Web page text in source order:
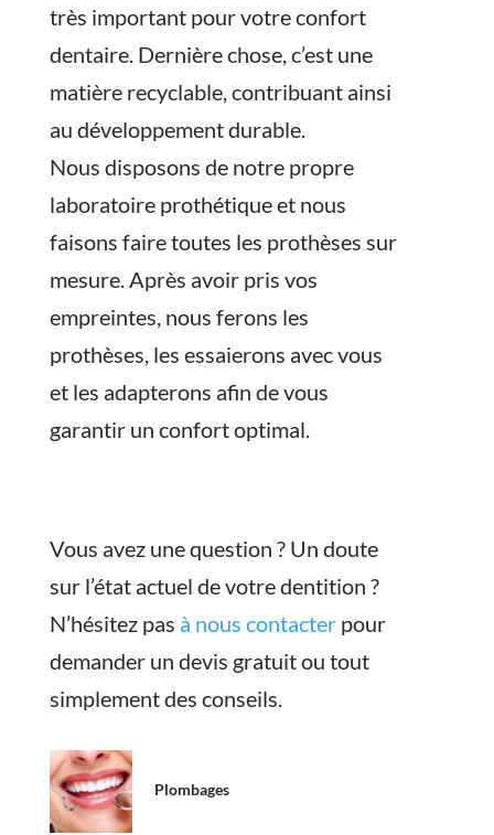
très important pour votre confort
dentaire. Dernière chose, c’est une
matière recyclable, contribuant ainsi
au développement durable.
Nous disposons de notre propre
laboratoire prothétique et nous
faisons faire toutes les prothèses sur
mesure. Après avoir pris vos
empreintes, nous ferons les
prothèses, les essaierons avec vous
et les adapterons afin de vous
garantir un confort optimal.
Vous avez une question ? Un doute
sur l’état actuel de votre dentition ?
N’hésitez pas à nous contacterpour
demander un devis gratuit ou tout
simplement des conseils.
Plombages